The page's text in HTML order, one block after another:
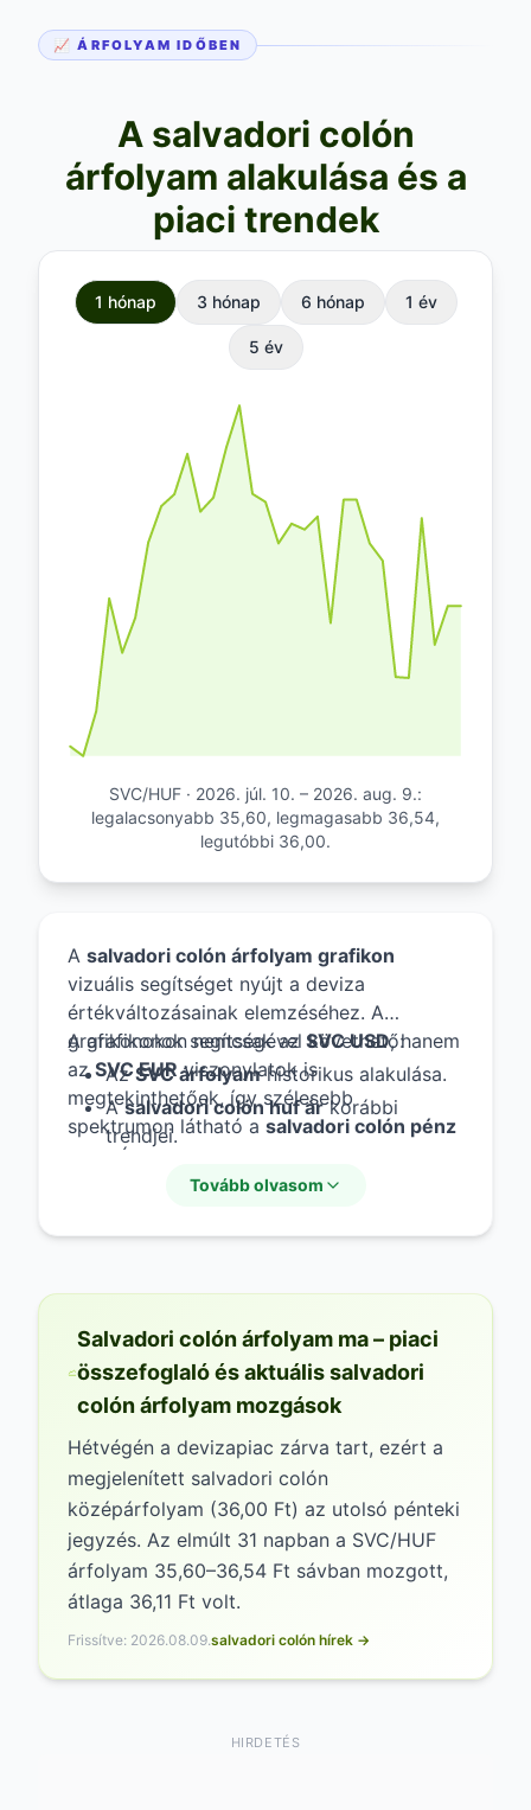
📈 ÁRFOLYAM IDŐBEN
A salvadori colón
árfolyam alakulása és a
piaci trendek
1 hónap 3 hónap 6 hónap 1 év
5 év
SVC/HUF · 2026. júl. 10. – 2026. aug. 9.:
legalacsonyabb 35,60, legmagasabb 36,54,
legutóbbi 36,00.
A salvadori colón árfolyam grafikon
vizuális segítséget nyújt a deviza
értékváltozásainak elemzéséhez. A
grafikonokon nemcsak az SVC USD, hanem
azSVC EURviszonylatok is
megtekinthetőek, így szélesebb
spektrumon látható a salvadori colón pénz
mozgása.
A grafikonok segítségével követhető:
AzSVC árfolyamhistorikus alakulása.
Asalvadori colón huf árkorábbi
trendjei.
Salvador valutaesetében.
Tovább olvasom
Salvadori colón árfolyam ma – piaci
összefoglaló és aktuális salvadori
colón árfolyam mozgások
Hétvégén a devizapiac zárva tart, ezért a
megjelenített salvadori colón
középárfolyam (36,00 Ft) az utolsó pénteki
jegyzés. Az elmúlt 31 napban a SVC/HUF
árfolyam 35,60–36,54 Ft sávban mozgott,
átlaga 36,11 Ft volt.
Frissítve: 2026.08.09.salvadori colón hírek →
HIRDETÉS